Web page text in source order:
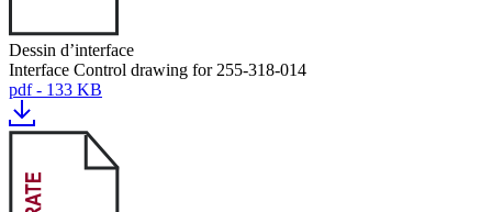
Dessin d’interface
Interface Control drawing for 255-318-014
pdf - 133 KB